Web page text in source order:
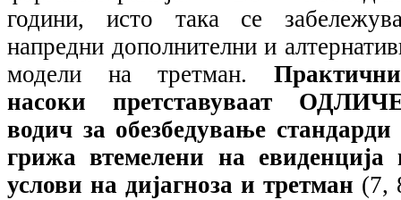
години, исто така се
напредни дополнителни и
модели на третман.
насоки претставуваат
водич за обезбедување стандарди
грижа втемелени на евиденција
услови на дијагноза и третман (7,